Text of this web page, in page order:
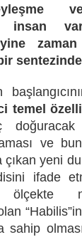
insan
temel
ve
çıkan yeni
ifade
ölçekte
sahip